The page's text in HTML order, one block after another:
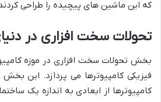
که این ماشین های پیچیده را طراحی
تحولات سخت افزاری در
بخش تحولات سخت افزاری در موزه
فیزیکی کامپیوترها می پردازد. این
کامپیوترها از ابعادی به اندازه یک